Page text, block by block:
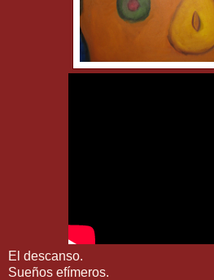
El descanso.
Sueños efímeros.